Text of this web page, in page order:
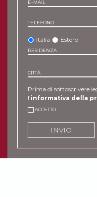
E-MAIL
TELEFONO
Italia Estero
RESIDENZA
CITTÀ
Prima di sottoscrivere
l’informativa della
ACCETTO
INVIO